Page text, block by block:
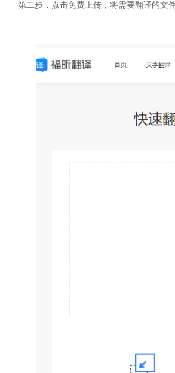
第二步，点击免费上传，将需要翻译的文